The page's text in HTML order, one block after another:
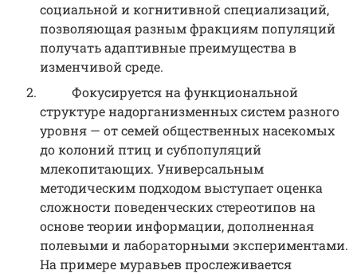
социальной и когнитивной специализаций,
позволяющая разным фракциям популяций
получать адаптивные преимущества в
изменчивой среде.
Фокусируется на функциональной
структуре надорганизменных систем разного
уровня — от семей общественных насекомых
до колоний птиц и субпопуляций
млекопитающих. Универсальным
методическим подходом выступает оценка
сложности поведенческих стереотипов на
основе теории информации, дополненная
полевыми и лабораторными экспериментами.
На примере муравьев прослеживается